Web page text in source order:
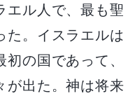
エル人で、最も聖
た。イスラエルは
の国であって、
が出た。神は将来